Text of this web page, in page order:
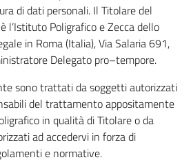
di dati personali. Il Titolare del
Poligrafico e Zecca dello
in Roma (Italia), Via Salaria 691,
Delegato pro–tempore.
sono trattati da soggetti autorizzati
del trattamento appositamente
in qualità di Titolare o da
ad accedervi in forza di
e normative.